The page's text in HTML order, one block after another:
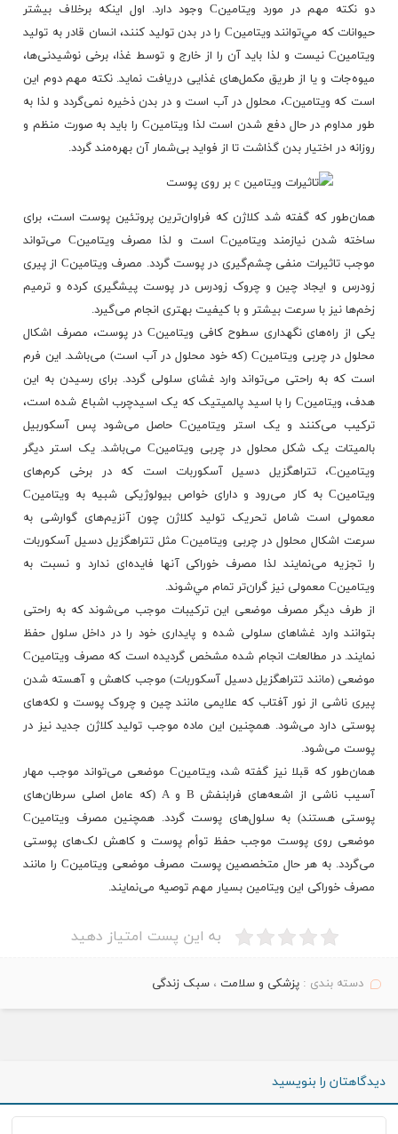
دو نکته مهم در مورد ویتامینC وجود دارد. اول اینکه برخلاف بیشتر
حیوانات که مي‌توانند ویتامینC را در بدن تولید کنند، انسان قادر به تولید
ویتامینC نیست و لذا باید آن را از خارج و توسط غذا، برخی نوشیدنی‌ها،
میوه‌جات و یا از طریق مکمل‌های غذایی دریافت نماید. نکته مهم دوم این
است که ویتامینC، محلول در آب است و در بدن ذخیره نمی‌گردد و لذا به
طور مداوم در حال دفع شدن است لذا ویتامینC را باید به صورت منظم و
روزانه در اختیار بدن گذاشت تا از فواید بی‌شمار آن بهره‌مند گردد.
همان‌طور که گفته شد کلاژن که فراوا‌ن‌ترین پروتئین پوست است، برای
ساخته شدن نیازمند ویتامین‌C است و لذا مصرف ویتامین‌C می‌تواند
موجب تاثیرات منفی چشم‌گیری در پوست گردد. مصرف ویتامینC از پیری
زودرس و ایجاد چین و چروک زودرس در پوست پیشگیری کرده و ترمیم
زخم‌ها نیز با سرعت بیشتر و با کیفیت بهتری انجام می‌گیرد.
یکی از راه‌های نگهداری سطوح کافی ویتامینC در پوست، مصرف اشکال
محلول در چربی ویتامینC (که خود محلول در آب است) می‌باشد. این فرم
است که به راحتی می‌تواند وارد غشای سلولی گردد. برای رسیدن به این
هدف، ویتامینC را با اسید پالمیتیک که یک اسیدچرب اشباع شده است،
ترکیب می‌کنند و یک استر ویتامینC حاصل می‌شود پس آسکوربیل
بالمیتات یک شکل محلول در چربی ویتامینC می‌باشد. یک استر دیگر
ویتامینC، تتراهگزیل دسیل آسکوربات است که در برخی کرم‌های
ویتامینC
به کار می‌رود و دارای خواص بیولوژیکی شبیه به ویتامینC
معمولی است شامل تحریک تولید کلاژن چون آنزیم‌های گوارشی به
سرعت اشکال محلول در چربی ویتامینC مثل تتراهگزیل دسیل آسکوربات
را تجزیه می‌نمایند لذا مصرف خوراکی آنها فایده‌ای ندارد و نسبت به
ویتامینC معمولی نیز گران‌تر تمام مي‌شوند.
از طرف دیگر مصرف موضعی این ترکیبات موجب می‌شوند که به راحتی
بتوانند وارد غشاهای سلولی شده و پایداری خود را در داخل سلول حفظ
نمایند. در مطالعات انجام شده مشخص گردیده است که مصرف ویتامینC
موضعی (مانند تتراهگزیل دسیل آسکوربات) موجب کاهش و آهسته شدن
پیری ناشی از نور آفتاب که علایمی مانند چین و چروک پوست و لکه‌های
پوستی دارد می‌شود. همچنین این ماده موجب تولید کلاژن جدید نیز در
پوست می‌شود.
همان‌طور که قبلا نیز گفته شد، ویتامینC موضعی می‌‌تواند موجب مهار
آسیب ناشی از اشعه‌های فرابنفش B و A (که عامل اصلی سرطان‌های
پوستی هستند) به سلول‌های پوست ‌گردد. همچنین مصرف ویتامینC
موضعی روی پوست موجب حفظ توأم پوست و کاهش لک‌های پوستی
می‌گردد. به هر حال متخصصین پوست مصرف موضعی ویتامینC را مانند
مصرف خوراکی این ویتامین بسیار مهم توصیه می‌نمایند.
به این پست امتیاز دهید
دسته بندی :پزشکی و سلامت ،سبک زندگی
دیدگاهتان را بنویسید